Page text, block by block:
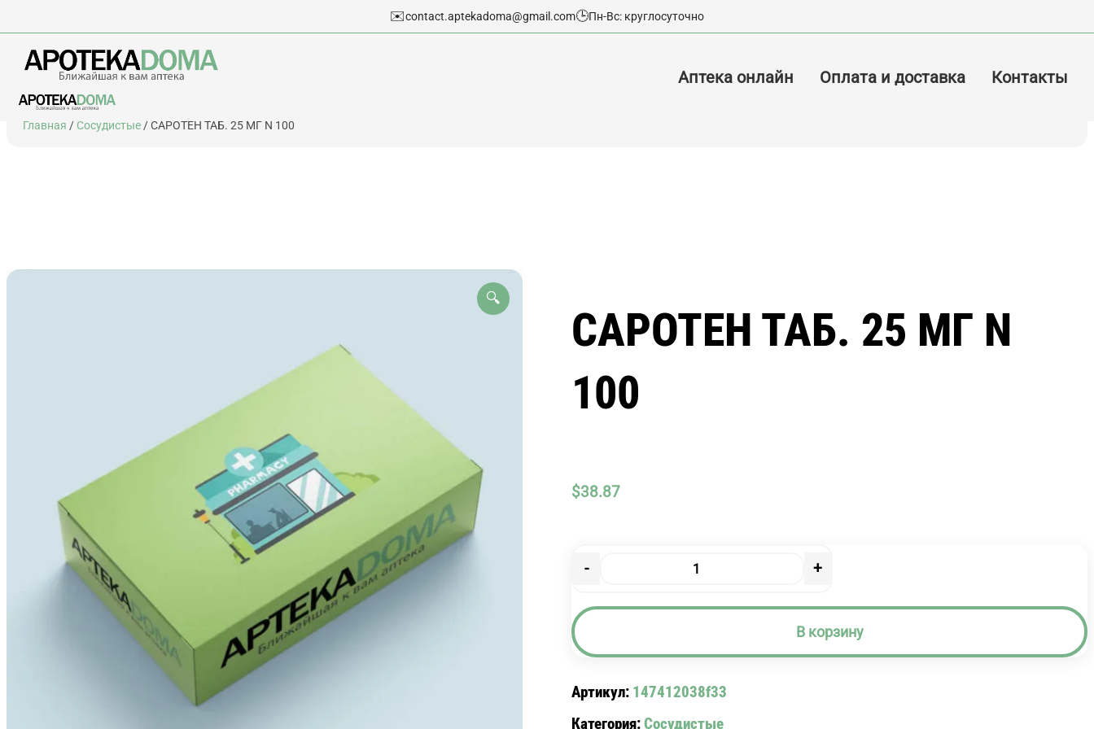
Перейти
✉️contact.aptekadoma@gmail.com🕒Пн-Вс: круглосуточно
Аптека онлайн Оплата и доставка Контакты
Главная / Сосудистые / САРОТЕН ТАБ. 25 МГ N 100
🔍
САРОТЕН ТАБ. 25 МГ N
100
$38.87
-
САРОТЕН
ТАБ.
МГ
+
В корзину
Артикул: 147412038f33
Категория:Сосудистые